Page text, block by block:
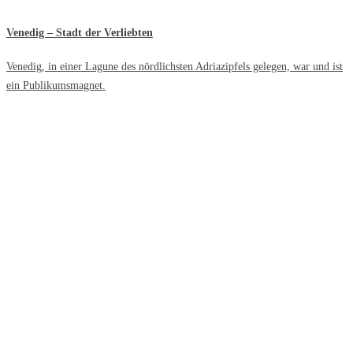
Venedig – Stadt der Verliebten
Venedig, in einer Lagune des nördlichsten Adriazipfels gelegen, war und ist
ein Publikumsmagnet.